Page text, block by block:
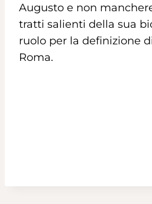
Augusto e non
tratti salienti della sua
ruolo per la definizione
Roma.